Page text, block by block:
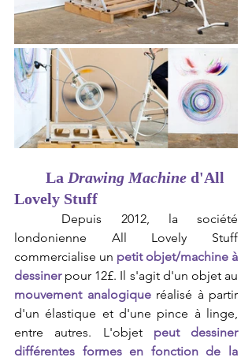
La Drawing Machine d'All
Lovely Stuff
londonienne All Lovely Stuff
commercialise un petit objet/machine à
dessiner
mouvement analogique réalisé à partir
d'un élastique et d'une pince à linge,
entre autres. L'objet peut dessiner
différentes formes en fonction de la